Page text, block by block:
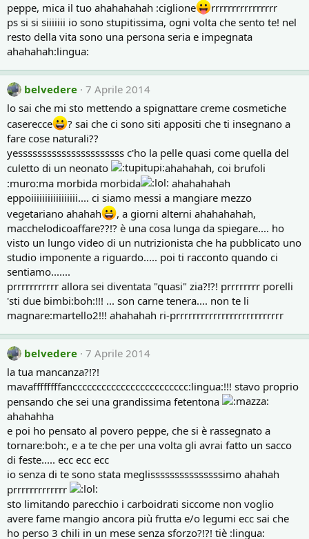
peppe, mica il tuo ahahahahah :ciglione
rrrrrrrrrrrrrrrr
ps si si siiiiiii io sono stupitissima, ogni volta che sento te! nel
resto della vita sono una persona seria e impegnata
ahahahah:lingua:
belvedere 7 Aprile 2014
lo sai che mi sto mettendo a spignattare creme cosmetiche
caserecce
? sai che ci sono siti appositi che ti insegnano a
fare cose naturali??
yessssssssssssssssssssss c'ho la pelle quasi come quella del
culetto di un neonato
ahahahah, coi brufoli
:muro:ma morbida morbida
ahahahahah
eppoiiiiiiiiiiiiiiiii.... ci siamo messi a mangiare mezzo
vegetariano ahahah
, a giorni alterni ahahahahah,
macchelodicoaffare??!? è una cosa lunga da spiegare.... ho
visto un lungo video di un nutrizionista che ha pubblicato uno
studio imponente a riguardo..... poi ti racconto quando ci
sentiamo.......
prrrrrrrrrrr allora sei diventata "quasi" zia?!?! prrrrrrrr porelli
'sti due bimbi:boh:!!! ... son carne tenera.... non te li
magnare:martello2!!! ahahahah ri-prrrrrrrrrrrrrrrrrrrrrrrrrr
belvedere 7 Aprile 2014
la tua mancanza?!?!
mavaffffffffancccccccccccccccccccccccc:lingua:!!! stavo proprio
pensando che sei una grandissima fetentona
ahahahha
e poi ho pensato al povero peppe, che si è rassegnato a
tornare:boh:, e a te che per una volta gli avrai fatto un sacco
di feste..... ecc ecc ecc
io senza di te sono stata meglisssssssssssssssimo ahahah
prrrrrrrrrrrrr
sto limitando parecchio i carboidrati siccome non voglio
avere fame mangio ancora più frutta e/o legumi ecc sai che
ho perso 3 chili in un mese senza sforzo?!?! tiè :lingua: